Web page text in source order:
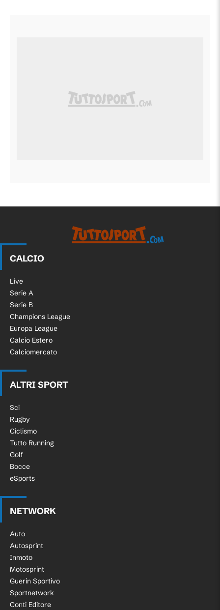
CALCIO
Live
Serie A
Serie B
Champions League
Europa League
Calcio Estero
Calciomercato
ALTRI SPORT
Sci
Rugby
Ciclismo
Tutto Running
Golf
Bocce
eSports
NETWORK
Auto
Autosprint
Inmoto
Motosprint
Guerin Sportivo
Sportnetwork
Conti Editore